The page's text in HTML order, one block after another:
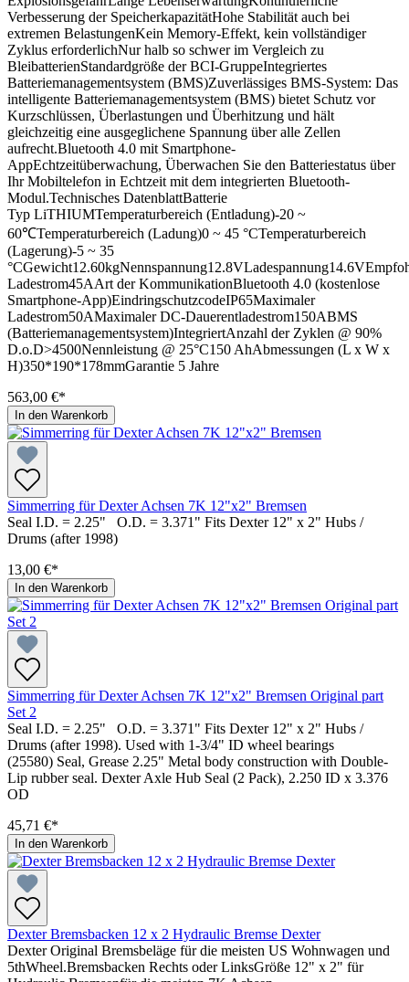
Verbesserung der SpeicherkapazitätHohe Stabilität auch bei
extremen BelastungenKein Memory-Effekt, kein vollständiger
Zyklus erforderlichNur halb so schwer im Vergleich zu
BleibatterienStandardgröße der BCI-GruppeIntegriertes
Batteriemanagementsystem (BMS)Zuverlässiges BMS-System: Das
intelligente Batteriemanagementsystem (BMS) bietet Schutz vor
Kurzschlüssen, Überlastungen und Überhitzung und hält
gleichzeitig eine ausgeglichene Spannung über alle Zellen
aufrecht.Bluetooth 4.0 mit Smartphone-
AppEchtzeitüberwachung, Überwachen Sie den Batteriestatus über
Ihr Mobiltelefon in Echtzeit mit dem integrierten Bluetooth-
Modul.Technisches DatenblattBatterie
Typ LiTHIUMTemperaturbereich (Entladung)-20 ~
60℃Temperaturbereich (Ladung)0 ~ 45 °CTemperaturbereich
(Lagerung)-5 ~ 35
Ladestrom45AArt der KommunikationBluetooth 4.0 (kostenlose
Smartphone-App)EindringschutzcodeIP65Maximaler
Ladestrom50AMaximaler DC-Dauerentladestrom150ABMS
(Batteriemanagementsystem)IntegriertAnzahl der Zyklen @ 90%
D.o.D>4500Nennleistung @ 25°C150 AhAbmessungen (L x W x
H)350*190*178mmGarantie 5 Jahre
563,00 €*
In den Warenkorb
Simmerring für Dexter Achsen 7K 12"x2" Bremsen
Seal I.D. = 2.25" O.D. = 3.371" Fits Dexter 12" x 2" Hubs /
Drums (after 1998)
13,00 €*
In den Warenkorb
Simmerring für Dexter Achsen 7K 12"x2" Bremsen Original part
Set 2
Seal I.D. = 2.25" O.D. = 3.371" Fits Dexter 12" x 2" Hubs /
Drums (after 1998). Used with 1-3/4" ID wheel bearings
(25580) Seal, Grease 2.25" Metal body construction with Double-
Lip rubber seal. Dexter Axle Hub Seal (2 Pack), 2.250 ID x 3.376
OD
45,71 €*
In den Warenkorb
Dexter Bremsbacken 12 x 2 Hydraulic Bremse Dexter
Dexter Original Bremsbeläge für die meisten US Wohnwagen und
5thWheel.Bremsbacken Rechts oder LinksGröße 12" x 2" für